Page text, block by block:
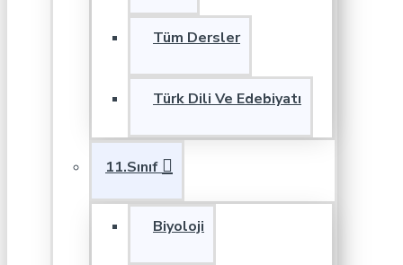
Tüm Dersler
Türk Dili Ve Edebiyatı
11.Sınıf
Biyoloji